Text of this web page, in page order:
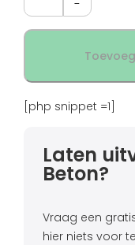
[php snippet =1]
Laten
Beton?
Vraag een
hier niets voor